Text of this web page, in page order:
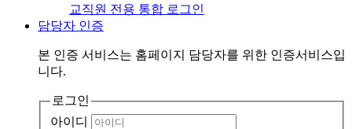
교직원 전용 통합 로그인
담당자 인증
본 인증 서비스는 홈페이지 담당자를 위한 인증서비스입
니다.
로그인
아이디